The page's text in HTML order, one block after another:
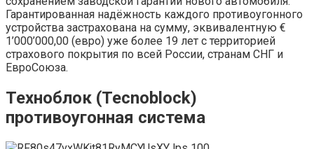
Гарантированная надёжность каждого противоугонного
устройства застрахована на сумму, эквивалентную €
1’000’000,00 (евро) уже более 19 лет с территорией
страхового покрытия по всей России, странам СНГ и
ЕвроСоюза.
Техноблок (Tecnoblock)
противоугонная система